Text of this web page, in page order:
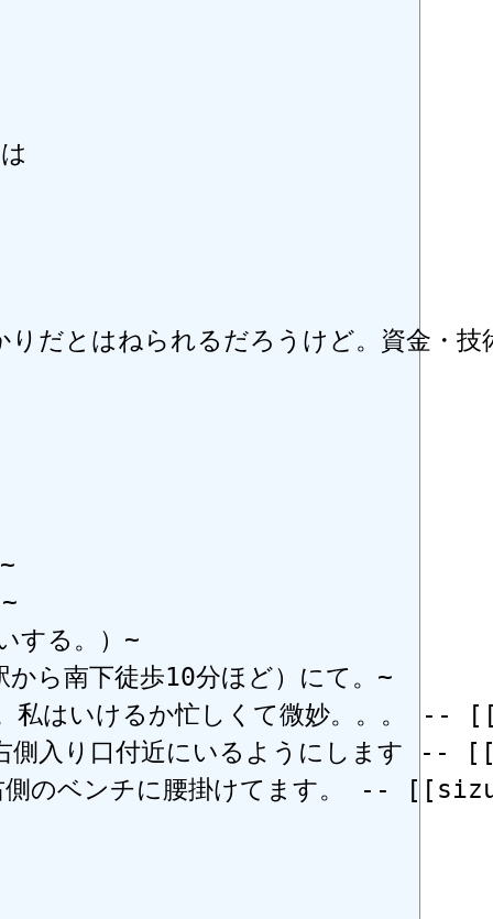
だとはねられるだろうけど。資金・
する。）~
ら南下徒歩10分ほど）にて。~
。。私はいけるか忙しくて微妙
ジ右側入り口付近にいるように
て右側のベンチに腰掛けてます。